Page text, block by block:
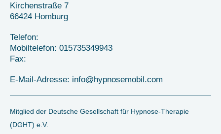
Kirchenstraße 7
66424 Homburg
Telefon:
Mobiltelefon: 015735349943
Fax:
E-Mail-Adresse: info@hypnosemobil.com
Mitglied der Deutsche Gesellschaft für Hypnose-Therapie
(DGHT) e.V.